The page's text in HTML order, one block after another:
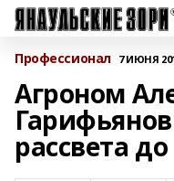
Профессионал 7 ИЮНЯ
Агроном
рассвета